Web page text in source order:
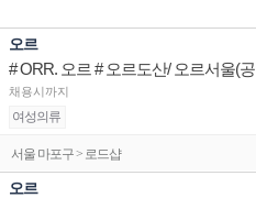
오르
채용시까지
여성의류
서울 마포구 > 로드샵
오르